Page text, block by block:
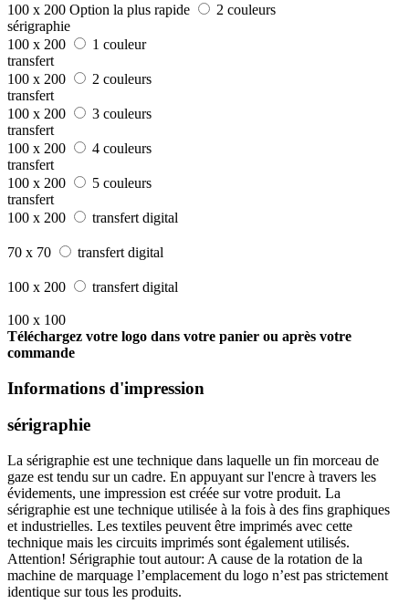
100 x 200 Option la plus rapide
2 couleurs
sérigraphie
100 x 200
1 couleur
transfert
100 x 200
2 couleurs
transfert
100 x 200
3 couleurs
transfert
100 x 200
4 couleurs
transfert
100 x 200
5 couleurs
transfert
100 x 200
transfert digital
70 x 70 transfert digital
100 x 200 transfert digital
100 x 100
Téléchargez votre logo dans votre panier ou après votre
commande
Informations d'impression
sérigraphie
La sérigraphie est une technique dans laquelle un fin morceau de
gaze est tendu sur un cadre. En appuyant sur l'encre à travers les
évidements, une impression est créée sur votre produit. La
sérigraphie est une technique utilisée à la fois à des fins graphiques
et industrielles. Les textiles peuvent être imprimés avec cette
technique mais les circuits imprimés sont également utilisés.
Attention! Sérigraphie tout autour: A cause de la rotation de la
machine de marquage l’emplacement du logo n’est pas strictement
identique sur tous les produits.